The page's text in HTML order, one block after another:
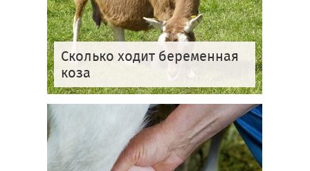
Сколько ходит беременная
коза